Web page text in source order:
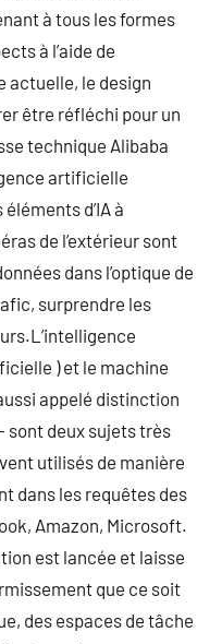
à tous les formes
à l’aide de
actuelle, le design
être réfléchi pour un
technique Alibaba
artificielle
d’IA à
de l’extérieur sont
dans l’optique de
surprendre les
) et le machine
appelé distinction
sont deux sujets très
utilisés de manière
dans les requêtes des
Amazon, Microsoft.
est lancée et laisse
que ce soit
des espaces de tâche